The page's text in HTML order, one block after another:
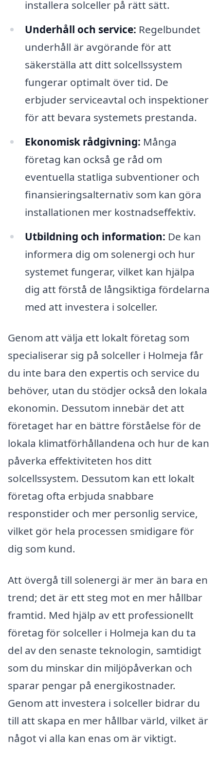
installera solceller på rätt sätt.
Underhåll och service: Regelbundet
underhåll är avgörande för att
säkerställa att ditt solcellssystem
fungerar optimalt över tid. De
erbjuder serviceavtal och inspektioner
för att bevara systemets prestanda.
Ekonomisk rådgivning: Många
företag kan också ge råd om
eventuella statliga subventioner och
finansieringsalternativ som kan göra
installationen mer kostnadseffektiv.
Utbildning och information: De kan
informera dig om solenergi och hur
systemet fungerar, vilket kan hjälpa
dig att förstå de långsiktiga fördelarna
med att investera i solceller.
Genom att välja ett lokalt företag som
specialiserar sig på solceller i Holmeja får
du inte bara den expertis och service du
behöver, utan du stödjer också den lokala
ekonomin. Dessutom innebär det att
företaget har en bättre förståelse för de
lokala klimatförhållandena och hur de kan
påverka effektiviteten hos ditt
solcellssystem. Dessutom kan ett lokalt
företag ofta erbjuda snabbare
responstider och mer personlig service,
vilket gör hela processen smidigare för
dig som kund.
Att övergå till solenergi är mer än bara en
trend; det är ett steg mot en mer hållbar
framtid. Med hjälp av ett professionellt
företag för solceller i Holmeja kan du ta
del av den senaste teknologin, samtidigt
som du minskar din miljöpåverkan och
sparar pengar på energikostnader.
Genom att investera i solceller bidrar du
till att skapa en mer hållbar värld, vilket är
något vi alla kan enas om är viktigt.